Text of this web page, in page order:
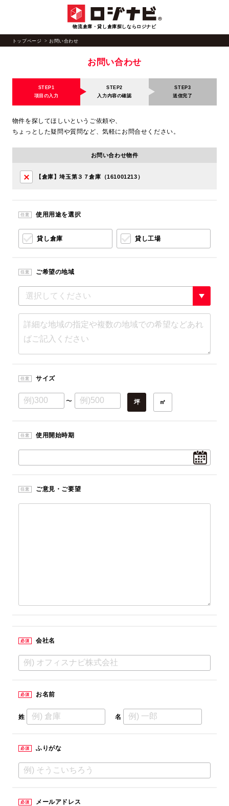
物流倉庫・貸し倉庫探しならロジナビ
トップページ お問い合わせ
お問い合わせ
STEP1
項目の入力
STEP2
入力内容の確認
STEP3
送信完了
物件を探してほしいというご依頼や、
ちょっとした疑問や質問など、気軽にお問合せください。
お問い合わせ物件
【倉庫】埼玉第３７倉庫（161001213）
任意 使用用途を選択
貸し倉庫 貸し工場
任意 ご希望の地域
任意 サイズ
〜 坪 ㎡
任意 使用開始時期
任意 ご意見・ご要望
必須 会社名
必須 お名前
姓 名
必須 ふりがな
必須 メールアドレス